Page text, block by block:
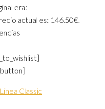
era:
actual es: 146.50€.
Linea Classic